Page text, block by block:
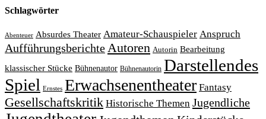
Schlagwörter
Abenteuer Absurdes Theater Amateur-Schauspieler Anspruch
AufführungsberichteAutoren Autorin Bearbeitung
klassischer Stücke Bühnenautor Bühnenautorin Darstellendes
Spiel Ernstes Erwachsenentheater Fantasy
Gesellschaftskritik Historische Themen Jugendliche